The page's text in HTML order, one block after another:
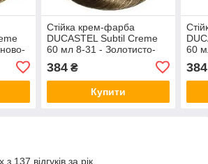
Стійка крем-фарба
DUCASTEL Subtil Creme
60 мл 8-31 - Золотисто-
блондин
384₴
Купити
60
384
137 відгуків за рік